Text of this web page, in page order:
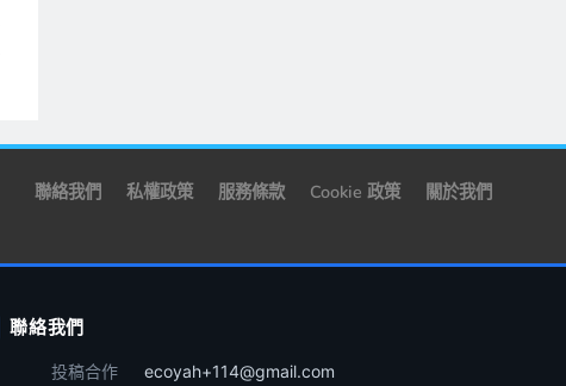
聯絡我們 私權政策 服務條款 Cookie 政策 關於我們
聯絡我們
投稿合作 ecoyah+114@gmail.com